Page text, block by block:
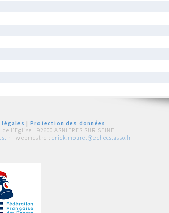
légales
Protection des données
de l'Eglise | 92600 ASNIERES SUR SEINE
| webmestre : erick.mouret@echecs.asso.fr